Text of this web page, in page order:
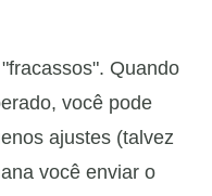
Quando
você pode
ajustes (talvez
você enviar o